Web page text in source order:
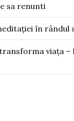
sa renunti
în rândul
viața –